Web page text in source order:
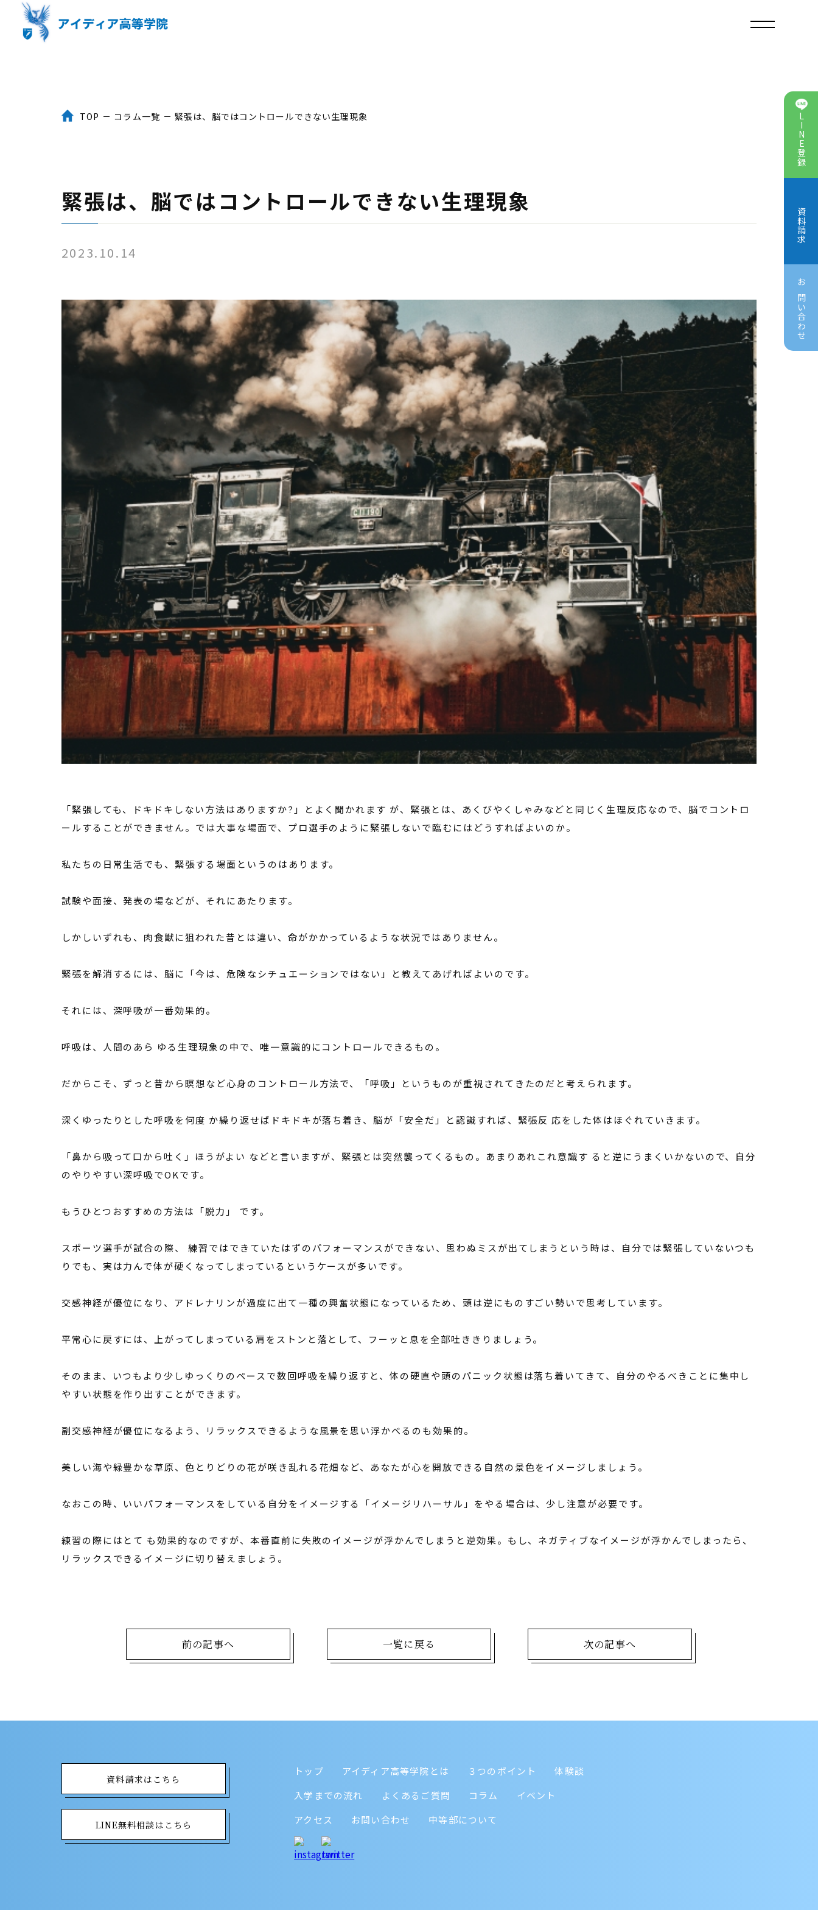
入学までの流れ よくあるご質問
アクセス お問い合わせ
TOP コラム一覧 緊張は、脳ではコントロールできない生理現象
緊張は、脳ではコントロールできない生理現象
2023.10.14
「緊張しても、ドキドキしない方法はありますか?」とよく聞かれます が、緊張とは、あくびやくしゃみなどと同じく生理反応なので、脳でコントロ
ールすることができません。では大事な場面で、プロ選手のように緊張しないで臨むにはどうすればよいのか。
私たちの日常生活でも、緊張する場面というのはあります。
試験や面接、発表の場などが、それにあたります。
しかしいずれも、肉食獣に狙われた昔とは違い、命がかかっているような状況ではありません。
緊張を解消するには、脳に「今は、危険なシチュエーションではない」と教えてあげればよいのです。
それには、深呼吸が一番効果的。
呼吸は、人間のあら ゆる生理現象の中で、唯一意識的にコントロールできるもの。
だからこそ、ずっと昔から瞑想など心身のコントロール方法で、「呼吸」というものが重視されてきたのだと考えられます。
深くゆったりとした呼吸を何度 か繰り返せばドキドキが落ち着き、脳が「安全だ」と認識すれば、緊張反 応をした体はほぐれていきます。
「鼻から吸って口から吐く」ほうがよい などと言いますが、緊張とは突然襲ってくるもの。あまりあれこれ意識す ると逆にうまくいかないので、自分
のやりやすい深呼吸でOKです。
もうひとつおすすめの方法は「脱力」 です。
スポーツ選手が試合の際、 練習ではできていたはずのパフォーマンスができない、思わぬミスが出てしまうという時は、自分では緊張していないつも
りでも、実は力んで体が硬くなってしまっているというケースが多いです。
交感神経が優位になり、アドレナリンが過度に出て一種の興奮状態になっているため、頭は逆にものすごい勢いで思考しています。
平常心に戻すには、上がってしまっている肩をストンと落として、フーッと息を全部吐ききりましょう。
そのまま、いつもより少しゆっくりのペースで数回呼吸を繰り返すと、体の硬直や頭のパニック状態は落ち着いてきて、自分のやるべきことに集中し
やすい状態を作り出すことができます。
副交感神経が優位になるよう、リラックスできるような風景を思い浮かべるのも効果的。
美しい海や緑豊かな草原、色とりどりの花が咲き乱れる花畑など、あなたが心を開放できる自然の景色をイメージしましょう。
なおこの時、いいパフォーマンスをしている自分をイメージする「イメージリハーサル」をやる場合は、少し注意が必要です。
練習の際にはとて も効果的なのですが、本番直前に失敗のイメージが浮かんでしまうと逆効果。もし、ネガティブなイメージが浮かんでしまったら、
リラックスできるイメージに切り替えましょう。
前の記事へ 一覧に戻る 次の記事へ
LINE登録
資料請求
お問い合わせ
資料請求はこちら
LINE無料相談はこちら
トップ アイディア高等学院とは ３つのポイント
体験談
入学までの流れ
よくあるご質問 コラム
イベント
アクセス
お問い合わせ 中等部について